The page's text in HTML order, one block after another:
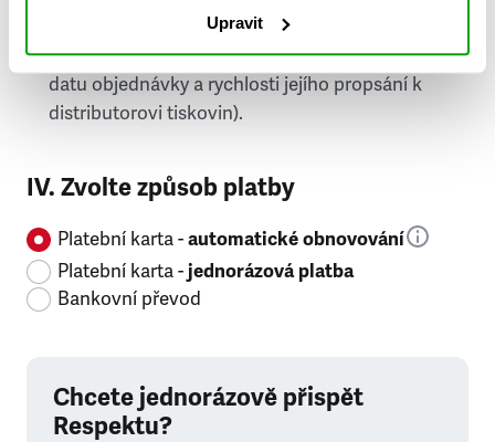
Upravit
první vydání ve vaší schránce se můžete těšit
příští, nejpozději přespříští týden (v závislosti na
datu objednávky a rychlosti jejího propsání k
distributorovi tiskovin).
IV. Zvolte způsob platby
Platební karta -automatické obnovování
Platební karta -jednorázová platba
Bankovní převod
Chcete jednorázově přispět
Respektu?